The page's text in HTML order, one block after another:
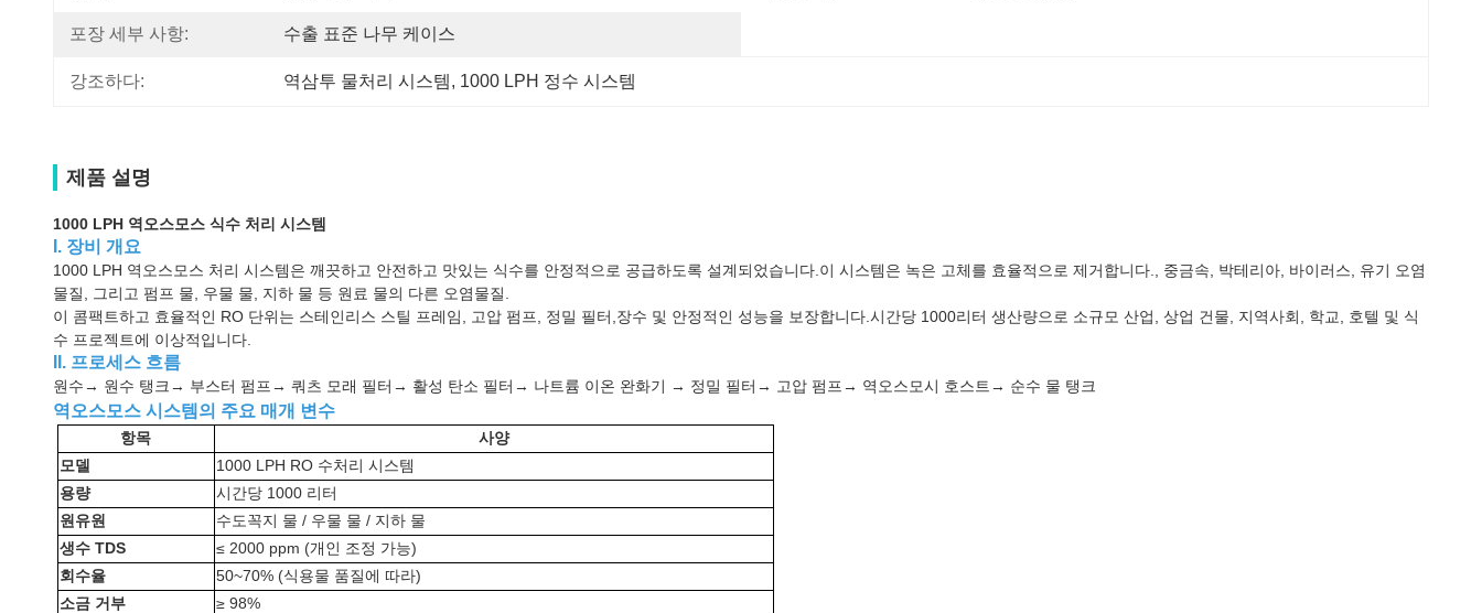
포장 세부 사항: 수출 표준 나무 케이스
강조하다: 역삼투 물처리 시스템, 1000 LPH 정수 시스템
제품 설명
1000 LPH 역오스모스 식수 처리 시스템
I. 장비 개요
1000 LPH 역오스모스 처리 시스템은 깨끗하고 안전하고 맛있는 식수를 안정적으로 공급하도록 설계되었습니다.이 시스템은 녹은 고체를 효율적으로 제거합니다., 중금속, 박테리아, 바이러스, 유기 오염
물질, 그리고 펌프 물, 우물 물, 지하 물 등 원료 물의 다른 오염물질.
이 콤팩트하고 효율적인 RO 단위는 스테인리스 스틸 프레임, 고압 펌프, 정밀 필터,장수 및 안정적인 성능을 보장합니다.시간당 1000리터 생산량으로 소규모 산업, 상업 건물, 지역사회, 학교, 호텔 및 식
수 프로젝트에 이상적입니다.
II. 프로세스 흐름
원수→ 원수 탱크→ 부스터 펌프→ 쿼츠 모래 필터→ 활성 탄소 필터→ 나트륨 이온 완화기 → 정밀 필터→ 고압 펌프→ 역오스모시 호스트→ 순수 물 탱크
역오스모스 시스템의 주요 매개 변수
항목
사양
모델
1000 LPH RO 수처리 시스템
용량
시간당 1000 리터
원유원
수도꼭지 물 / 우물 물 / 지하 물
생수 TDS
≤ 2000 ppm (개인 조정 가능)
회수율
50~70% (식용물 품질에 따라)
소금 거부
≥ 98%